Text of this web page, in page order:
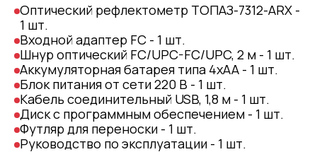
Оптический рефлектометр ТОПАЗ-7312-АRX -
1 шт.
Входной адаптер FC - 1 шт.
Шнур оптический FC/UPC-FC/UPC, 2 м - 1 шт.
Аккумуляторная батарея типа 4хАА - 1 шт.
Блок питания от сети 220 В - 1 шт.
Кабель соединительный USB, 1,8 м - 1 шт.
Диск с программным обеспечением - 1 шт.
Футляр для переноски - 1 шт.
Руководство по эксплуатации - 1 шт.